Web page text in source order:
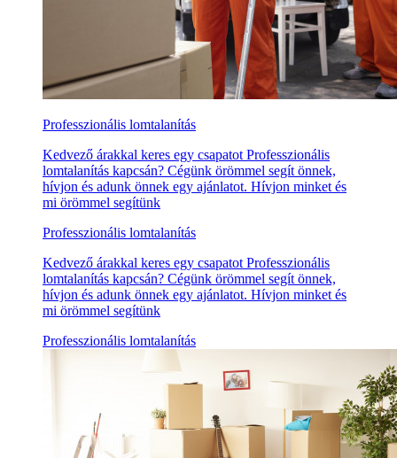
Professzionális lomtalanítás
Kedvező árakkal keres egy csapatot Professzionális
lomtalanítás kapcsán? Cégünk örömmel segít önnek,
hívjon és adunk önnek egy ajánlatot. Hívjon minket és
mi örömmel segítünk
Professzionális lomtalanítás
Kedvező árakkal keres egy csapatot Professzionális
lomtalanítás kapcsán? Cégünk örömmel segít önnek,
hívjon és adunk önnek egy ajánlatot. Hívjon minket és
mi örömmel segítünk
Professzionális lomtalanítás